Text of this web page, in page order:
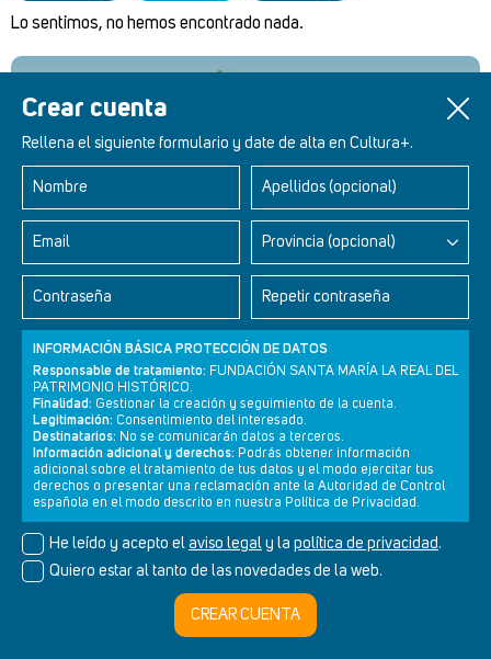
Crear cuenta
Rellena el siguiente formulario y date de alta en Cultura+.
Nombre Apellidos (opcional)
Email Provincia (opcional)
Contraseña Repetir contraseña
INFORMACIÓN BÁSICA PROTECCIÓN DE DATOS
Responsable de tratamiento: FUNDACIÓN SANTA MARÍA LA REAL DEL
PATRIMONIO HISTÓRICO.
Finalidad: Gestionar la creación y seguimiento de la cuenta.
Legitimación: Consentimiento del interesado.
Destinatarios: No se comunicarán datos a terceros.
Información adicional y derechos: Podrás obtener información
adicional sobre el tratamiento de tus datos y el modo ejercitar tus
derechos o presentar una reclamación ante la Autoridad de Control
española en el modo descrito en nuestra Política de Privacidad.
He leído y acepto el aviso legal y la política de privacidad.
Quiero estar al tanto de las novedades de la web.
CREAR CUENTA
Lo sentimos, no hemos encontrado nada.
Retablos Renacentistas Este de León
Newsletter Aviso legal Política de privacidad Política de cookies
© Cultura+ 2026. Todos los derechos reservados
Diseño web SGM